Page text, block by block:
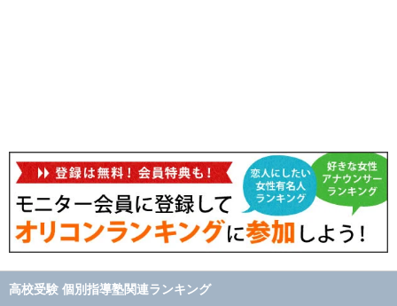
高校受験 個別指導塾関連ランキング